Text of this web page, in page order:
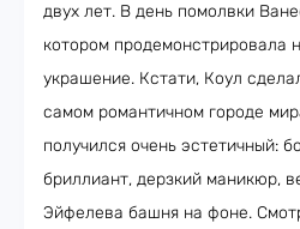
двух лет. В день помолвки
котором продемонстрировала
украшение. Кстати, Коул
самом романтичном городе
получился очень эстетичный:
бриллиант, дерзкий маникюр,
Эйфелева башня на фоне.